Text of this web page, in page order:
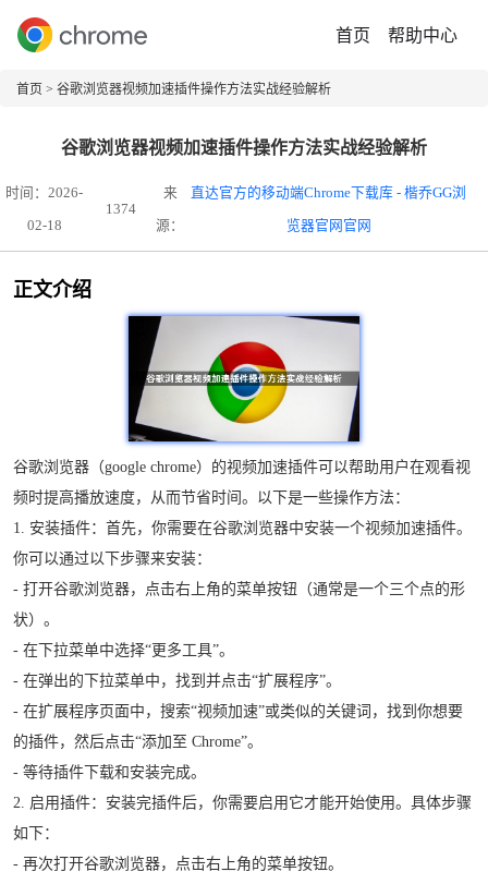
首页 帮助中心
首页 > 谷歌浏览器视频加速插件操作方法实战经验解析
谷歌浏览器视频加速插件操作方法实战经验解析
时间：2026-
02-18
1374
来
源：
直达官方的移动端Chrome下载库 - 楷乔GG浏
览器官网官网
正文介绍
谷歌浏览器（google chrome）的视频加速插件可以帮助用户在观看视
频时提高播放速度，从而节省时间。以下是一些操作方法：
1. 安装插件：首先，你需要在谷歌浏览器中安装一个视频加速插件。
你可以通过以下步骤来安装：
- 打开谷歌浏览器，点击右上角的菜单按钮（通常是一个三个点的形
状）。
- 在下拉菜单中选择“更多工具”。
- 在弹出的下拉菜单中，找到并点击“扩展程序”。
- 在扩展程序页面中，搜索“视频加速”或类似的关键词，找到你想要
的插件，然后点击“添加至 Chrome”。
- 等待插件下载和安装完成。
2. 启用插件：安装完插件后，你需要启用它才能开始使用。具体步骤
如下：
- 再次打开谷歌浏览器，点击右上角的菜单按钮。